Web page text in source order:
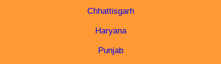
Chhattisgarh
Haryana
Punjab